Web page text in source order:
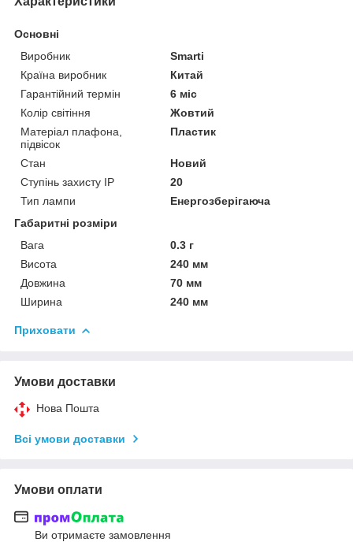
Основні
Виробник
Smarti
Країна виробник
Китай
Гарантійний термін
6 міс
Колір світіння
Жовтий
Матеріал плафона,
підвісок
Пластик
Стан
Новий
Ступінь захисту IP
20
Тип лампи
Енергозберігаюча
Габаритні розміри
Вага
0.3 г
Висота
240 мм
Довжина
70 мм
Ширина
240 мм
Приховати
Умови доставки
Нова Пошта
Всі умови доставки
Умови оплати
Ви отримаєте замовлення